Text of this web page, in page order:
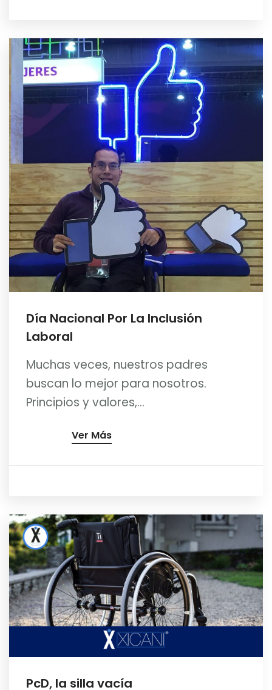
Día Nacional Por La Inclusión
Laboral
Muchas veces, nuestros padres
buscan lo mejor para nosotros.
Principios y valores,...
Ver Más
PcD, la silla vacía